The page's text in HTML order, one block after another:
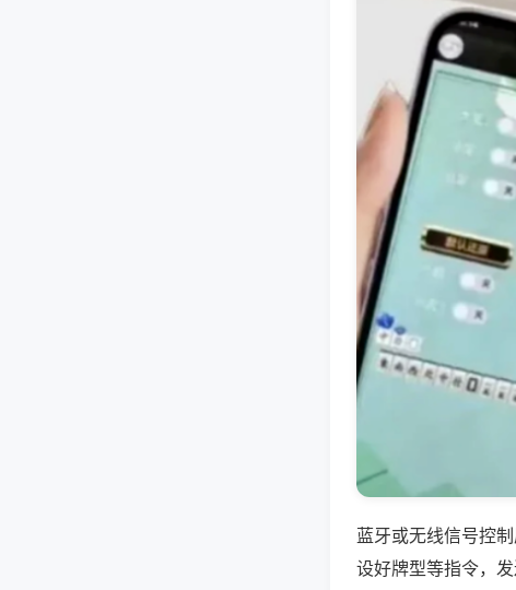
蓝牙或无线信号控
设好牌型等指令，